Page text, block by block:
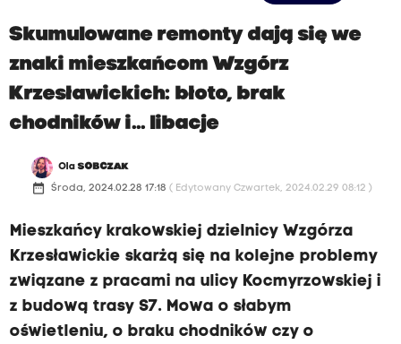
Skumulowane remonty dają się we
znaki mieszkańcom Wzgórz
Krzesławickich: błoto, brak
chodników i... libacje
OlaSOBCZAK
date_range Środa, 2024.02.28 17:18 ( Edytowany Czwartek, 2024.02.29 08:12 )
Mieszkańcy krakowskiej dzielnicy Wzgórza
Krzesławickie skarżą się na kolejne problemy
związane z pracami na ulicy Kocmyrzowskiej i
z budową trasy S7. Mowa o słabym
oświetleniu, o braku chodników czy o